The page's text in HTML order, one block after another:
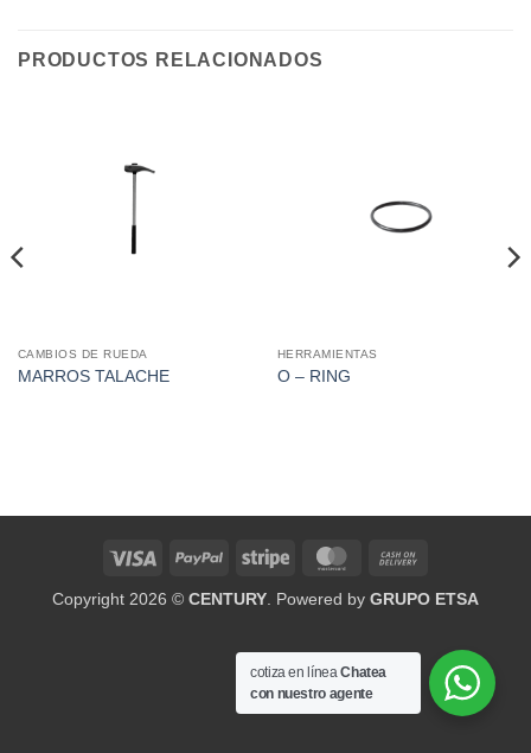
PRODUCTOS RELACIONADOS
CAMBIOS DE RUEDA
MARROS TALACHE
HERRAMIENTAS
O – RING
Visa PayPal Stripe MasterCard
Delivery
Copyright 2026 © CENTURY . Powered by GRUPO ETSA
cotiza en líneaChatea
con nuestro agente